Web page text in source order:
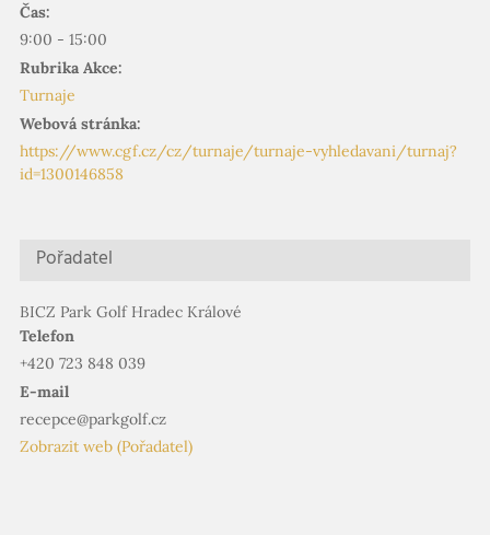
Čas:
9:00 - 15:00
Rubrika Akce:
Turnaje
Webová stránka:
https://www.cgf.cz/cz/turnaje/turnaje-vyhledavani/turnaj?
id=1300146858
Pořadatel
BICZ Park Golf Hradec Králové
Telefon
+420 723 848 039
E-mail
recepce@parkgolf.cz
Zobrazit web (Pořadatel)